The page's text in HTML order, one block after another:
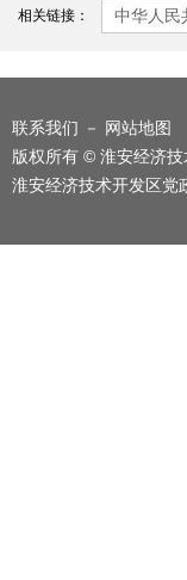
相关链接：
中华人民
联系我们 －
网站地图
版权所有 © 淮安经济
淮安经济技术开发区